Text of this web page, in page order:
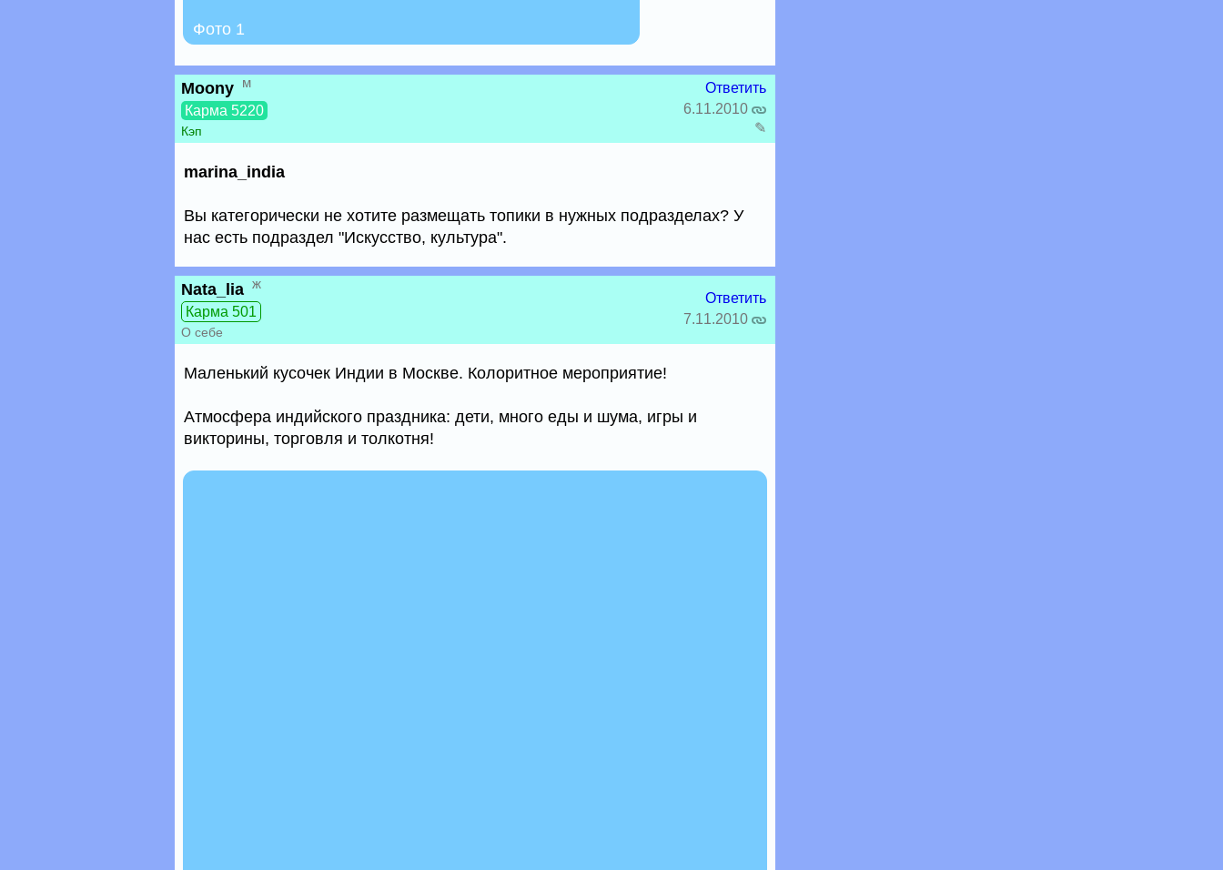
Фото 1
Moony м
Карма 5220
Кэп
Ответить
6.11.2010
✎
marina_india
Вы категорически не хотите размещать топики в нужных подразделах? У
нас есть подраздел "Искусство, культура".
Nata_lia ж
Карма 501
О себе
Ответить
7.11.2010
Маленький кусочек Индии в Москве. Колоритное мероприятие!
Атмосфера индийского праздника: дети, много еды и шума, игры и
викторины, торговля и толкотня!